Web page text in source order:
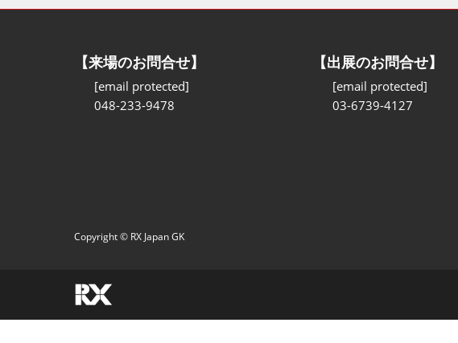
【来場のお問合せ】
[email protected]
048-233-9478
【出展のお問合せ】
[email protected]
03-6739-4127
Copyright © RX Japan GK